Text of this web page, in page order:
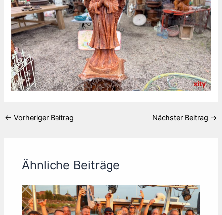
← Vorheriger Beitrag Nächster Beitrag →
Ähnliche Beiträge